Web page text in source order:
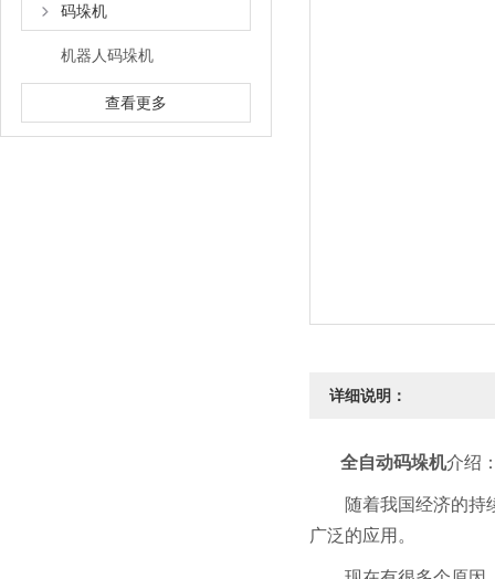
码垛机
机器人码垛机
查看更多
详细说明：
全自动码垛机介绍
随着我国经济的持
广泛的应用。